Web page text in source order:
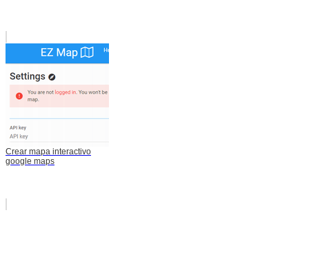
Crear mapa interactivo
google maps